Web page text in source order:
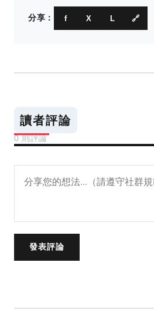
分享： f X L 🔗
讀者評論
0 則評論
發表評論